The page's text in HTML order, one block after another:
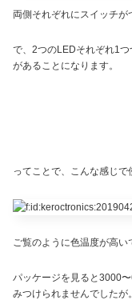
両側それぞれにスイッチが
で、2つのLEDそれぞれ1
があることになります。
ってことで、こんな感じで
ご覧のように色温度が高い
パッケージを見ると3000
みつけられませんでしたが。